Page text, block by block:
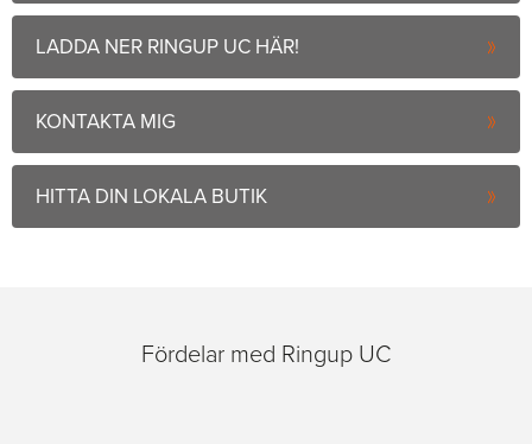
LADDA NER RINGUP UC HÄR!
KONTAKTA MIG
HITTA DIN LOKALA BUTIK
Fördelar med Ringup UC